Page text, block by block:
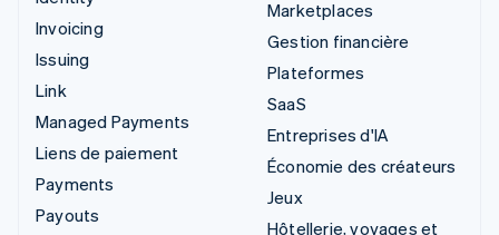
Invoicing
Issuing
Link
Managed Payments
Liens de paiement
Payments
Payouts
Marketplaces
Gestion financière
Plateformes
SaaS
Entreprises d'IA
Économie des créateurs
Jeux
Hôtellerie, voyages et